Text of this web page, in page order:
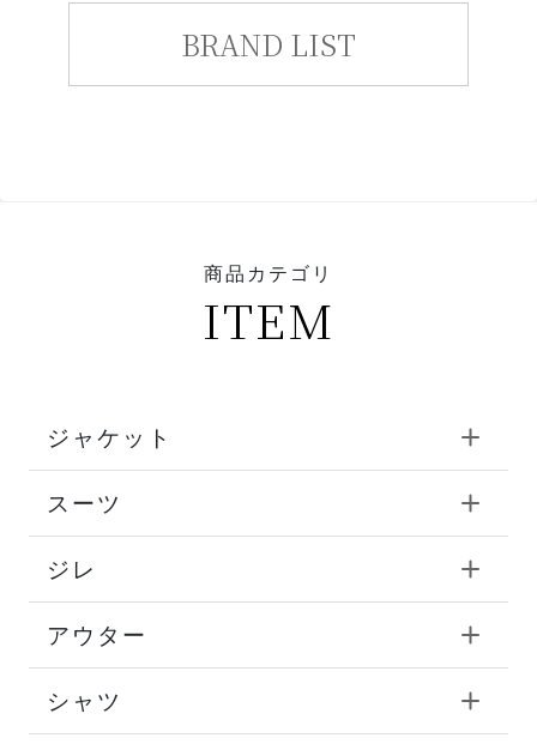
BRAND LIST
商品カテゴリ
ITEM
ジャケット
スーツ
ジレ
アウター
シャツ